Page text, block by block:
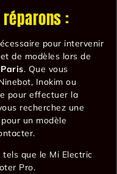
:
pour intervenir
de modèles lors de
. Que vous
Inokim ou
pour effectuer la
recherchez une
pour un modèle
que le Mi Electric
Pro.